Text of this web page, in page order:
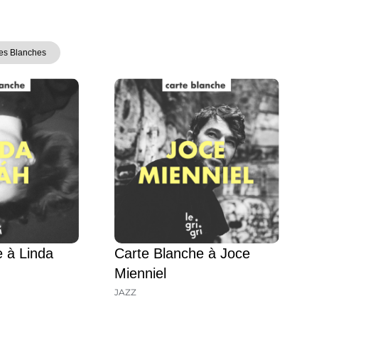
Blanches
à Linda
Carte Blanche à Joce
Mienniel
JAZZ